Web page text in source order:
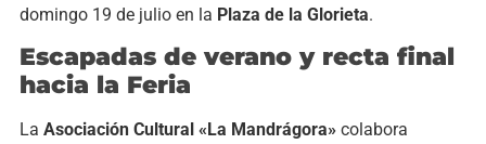
domingo 19 de julio en la Plaza de la Glorieta.
Escapadas de verano y recta final
hacia la Feria
La Asociación Cultural «La Mandrágora»colabora